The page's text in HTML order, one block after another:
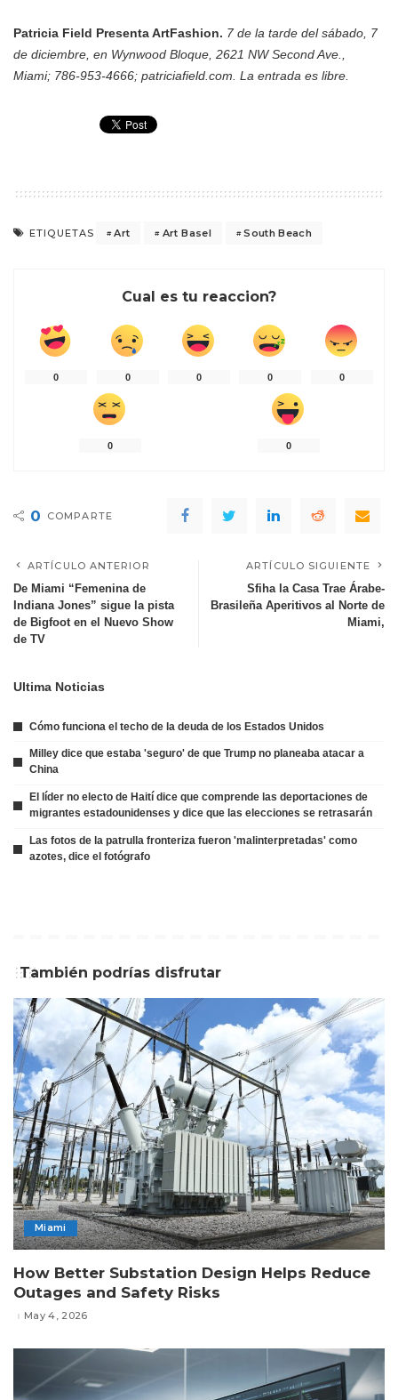
Patricia Field Presenta ArtFashion. 7 de la tarde del sábado, 7
de diciembre, en Wynwood Bloque, 2621 NW Second Ave.,
Miami; 786-953-4666; patriciafield.com. La entrada es libre.
ETIQUETAS Art Art Basel South Beach
Cual es tu reaccion?
0 0 0 0 0
0 0
0 COMPARTE
ARTÍCULO ANTERIOR
De Miami “Femenina de
Indiana Jones” sigue la pista
de Bigfoot en el Nuevo Show
de TV
ARTÍCULO SIGUIENTE
Sfiha la Casa Trae Árabe-
Brasileña Aperitivos al Norte de
Miami,
Ultima Noticias
Cómo funciona el techo de la deuda de los Estados Unidos
Milley dice que estaba 'seguro' de que Trump no planeaba atacar a
China
El líder no electo de Haití dice que comprende las deportaciones de
migrantes estadounidenses y dice que las elecciones se retrasarán
Las fotos de la patrulla fronteriza fueron 'malinterpretadas' como
azotes, dice el fotógrafo
También podrías disfrutar
Miami
How Better Substation Design Helps Reduce
Outages and Safety Risks
May 4, 2026